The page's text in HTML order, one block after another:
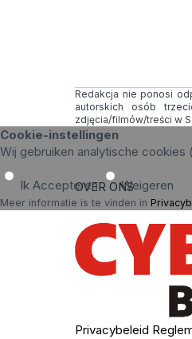
Redakcja nie ponosi
autorskich osób
zdjęcia/filmów/treści w
Cookie-instellingen
Wij gebruiken analytische cookies (
Ik Accepteren Weigeren
Meer informatie is te vinden in
OVER ONS
Privacybeleid